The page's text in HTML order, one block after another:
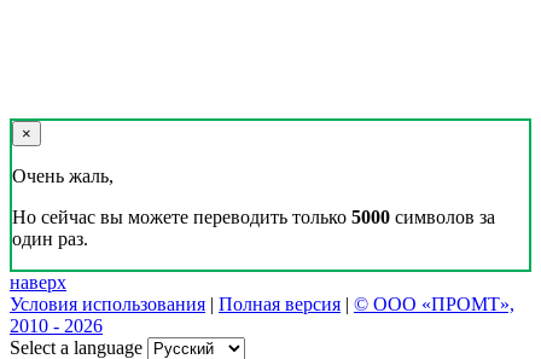
×
Очень жаль,
Но сейчас вы можете переводить только 5000 символов за
один раз.
наверх
Условия использования | Полная версия | © ООО «ПРОМТ»,
2010 - 2026
Select a language